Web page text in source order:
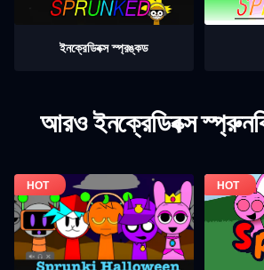
ইনক্রেডিবক্স স্প্রঙ্কড
আরও ইনক্রেডিবক্স